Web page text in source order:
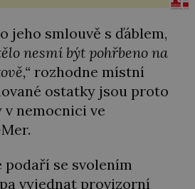
jeho smlouvě s ďáblem,
nesmí být pohřbeno na
rozhodne místní
ostatky jsou proto
nemocnici ve
podaří se svolením
vyjednat provizorní